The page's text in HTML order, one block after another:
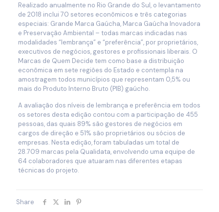
Realizado anualmente no Rio Grande do Sul, o levantamento
de 2018 inclui 70 setores econômicos e três categorias
especiais: Grande Marca Gaúcha, Marca Gaúcha Inovadora
e Preservação Ambiental – todas marcas indicadas nas
modalidades “lembrança” e “preferência”, por proprietários,
executivos de negócios, gestores e profissionais liberais. O
Marcas de Quem Decide tem como base a distribuição
econômica em sete regiões do Estado e contempla na
amostragem todos municípios que representam 0,5% ou
mais do Produto Interno Bruto (PIB) gaúcho.
A avaliação dos níveis de lembrança e preferência em todos
os setores desta edição contou com a participação de 455
pessoas, das quais 89% são gestores de negócios em
cargos de direção e 51% são proprietários ou sócios de
empresas. Nesta edição, foram tabuladas um total de
28.709 marcas pela Qualidata, envolvendo uma equipe de
64 colaboradores que atuaram nas diferentes etapas
técnicas do projeto.
Share